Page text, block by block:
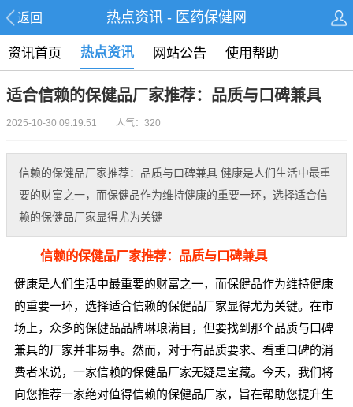
返回 热点资讯 - 医药保健网
资讯首页 热点资讯 网站公告 使用帮助
适合信赖的保健品厂家推荐：品质与口碑兼具
2025-10-30 09:19:51 人气：320
信赖的保健品厂家推荐：品质与口碑兼具 健康是人们生活中最重
要的财富之一，而保健品作为维持健康的重要一环，选择适合信
赖的保健品厂家显得尤为关键
信赖的保健品厂家推荐：品质与口碑兼具
健康是人们生活中最重要的财富之一，而保健品作为维持健康
的重要一环，选择适合信赖的保健品厂家显得尤为关键。在市
场上，众多的保健品品牌琳琅满目，但要找到那个品质与口碑
兼具的厂家并非易事。然而，对于有品质要求、看重口碑的消
费者来说，一家信赖的保健品厂家无疑是宝藏。今天，我们将
向您推荐一家绝对值得信赖的保健品厂家，旨在帮助您提升生